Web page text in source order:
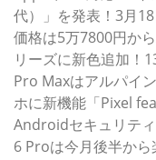
代）」を発表！3月
価格は5万7800円か
リーズに新色追加！
Pro Maxはアルパイ
ホに新機能「Pixel
Androidセキュリテ
6 Proは今月後半か